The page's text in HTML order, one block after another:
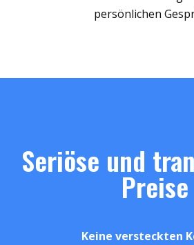
persönlichen
Seriöse und
Preise
Keine versteckten